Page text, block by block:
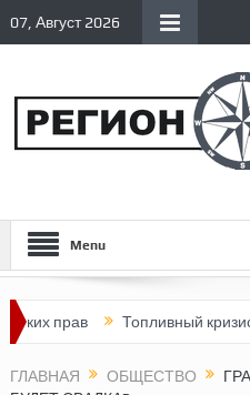
07, Август 2026
Menu
Топливный кризис в
ГЛАВНАЯ ОБЩЕСТВО